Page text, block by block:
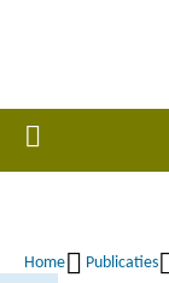
inhoud
Home
Home Publicaties